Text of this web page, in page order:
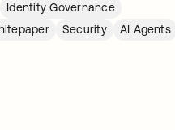
Identity Governance
Security
AI Agents